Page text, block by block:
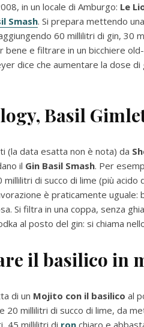
in un locale di Amburgo: Le
Smash. Si prepara mettendo
60 millilitri di gin, 30
e filtrare in un bicchiere
dice che aumentare la dose
Basil
(la data esatta non è nota) da
il Gin Basil Smash. Per
millilitri di succo di lime (più
è praticamente
Si filtra in una coppa, senza
al posto del gin: si chiama
il basilico in
di un Mojito con il basilico al
20 millilitri di succo di lime, da